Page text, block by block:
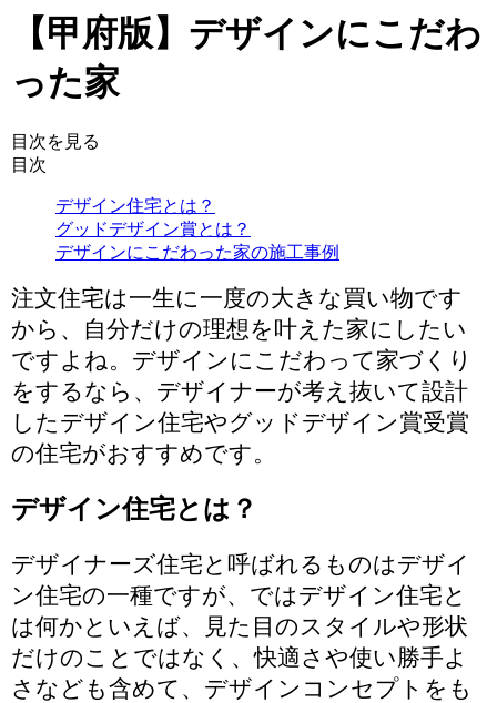
【甲府版】デザインにこだわ
った家
目次を見る
目次
デザイン住宅とは？
グッドデザイン賞とは？
デザインにこだわった家の施工事例
注文住宅は一生に一度の大きな買い物です
から、自分だけの理想を叶えた家にしたい
ですよね。デザインにこだわって家づくり
をするなら、 デザイナーが考え抜いて設計
したデザイン住宅やグッドデザイン賞受賞
の住宅がおすすめです。
デザイン住宅とは？
デザイナーズ住宅と呼ばれるものはデザイ
ン住宅の一種ですが、ではデザイン住宅と
は何かといえば、見た目のスタイルや形状
だけのことではなく、快適さや使い勝手よ
さなども含めて、 デザインコンセプトをも